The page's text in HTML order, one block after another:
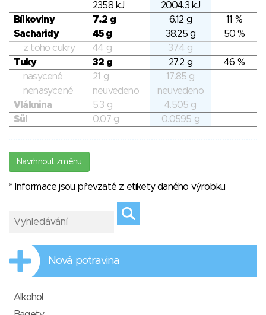
2358 kJ
2004.3 kJ
Bílkoviny
7.2 g 6.12 g
11 %
Sacharidy
45 g 38.25 g
50 %
z toho cukry
44 g
37.4 g
Tuky
32 g 27.2 g
46 %
nasycené
21 g
17.85 g
nenasycené
neuvedeno
neuvedeno
Vláknina
5.3 g
4.505 g
Sůl
0.07 g 0.0595 g
Navrhnout změnu
* Informace jsou převzaté z etikety daného výrobku
Nová potravina
Alkohol